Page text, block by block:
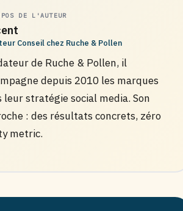
DE L'AUTEUR
Conseil chez Ruche & Pollen
de Ruche & Pollen, il
depuis 2010 les marques
leur stratégie social media. Son
: des résultats concrets, zéro
metric.